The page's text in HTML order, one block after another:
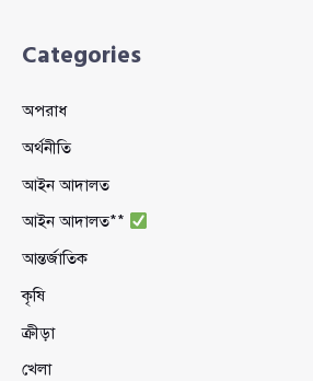
Categories
অপরাধ
অর্থনীতি
আইন আদালত
আইন আদালত**
আন্তর্জাতিক
কৃষি
ক্রীড়া
খেলা